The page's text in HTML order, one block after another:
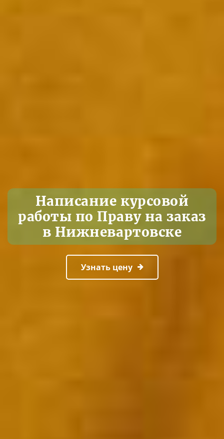
Написание курсовой
работы по Праву на заказ
в Нижневартовске
Узнать цену